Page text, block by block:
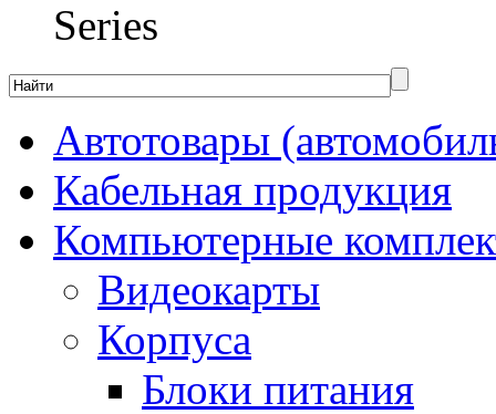
Series
Автотовары
Кабельная продукция
Компьютерные
Видеокарты
Корпуса
Блоки питания